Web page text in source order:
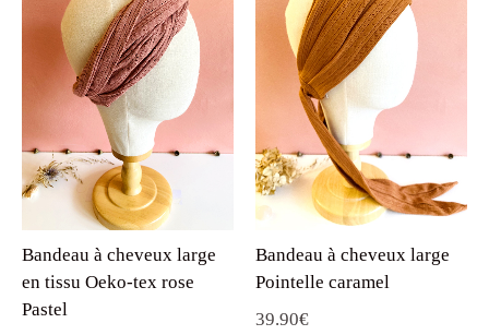
Bandeau à cheveux large
en tissu Oeko-tex rose
Pastel
Bandeau à cheveux large
Pointelle caramel
39.90€